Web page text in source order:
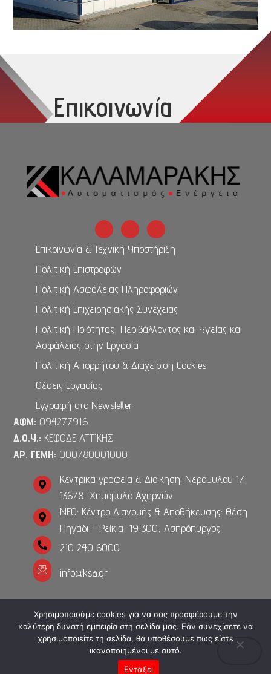
ΕΠΙΚΟΙΝΩΝΉΣΤΕ ΜΑΖΊ ΜΑΣ
Επικοινωνία
Επικοινωνία & Τεχνική Υποστήριξη
Πολιτική Επιστροφών
Πολιτική Ασφάλειας Πληροφοριών
Πολιτική Επιχειρησιακής Συνέχειας
Πολιτική Ποιότητας, Περιβάλλοντος και Υγείας και
Ασφάλειας στην Εργασία
Πολιτική Απορρήτου & Διαχείριση Cookies
Θέσεις Εργασίας
Εγγραφή στο Newsletter
ΑΦΜ: 094277916
Δ.Ο.Υ.: ΚΕΦΟΔΕ ΑΤΤΙΚΗΣ
ΑΡ. ΓΕΜΗ: 000780001000
Κεντρικά γραφεία & Διοίκηση: Νερόμυλου 17,
13678, Χαμόμυλο Αχαρνών
ΝΕΟ: Κέντρο Διανομής & Αποθήκευσης: Θέση
Πηγάδι - Ρείκια, 19 300, Ασπρόπυργος
210 240 6000
info@ksa.gr
Copyright 2023. Powered by Media Planners
. All rights
reserved.
Χρησιμοποιούμε cookies για να σας προσφέρουμε την
καλύτερη δυνατή εμπειρία στη σελίδα μας. Εάν συνεχίσετε να
χρησιμοποιείτε τη σελίδα, θα υποθέσουμε πως είστε
ικανοποιημένοι με αυτό.
Εντάξει